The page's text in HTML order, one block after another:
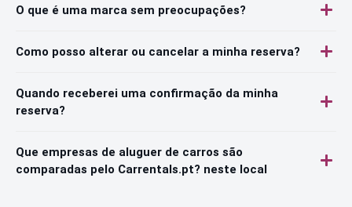
O que é uma marca sem preocupações?
Como posso alterar ou cancelar a minha reserva?
Quando receberei uma confirmação da minha
reserva?
Que empresas de aluguer de carros são
comparadas pelo Carrentals.pt? neste local